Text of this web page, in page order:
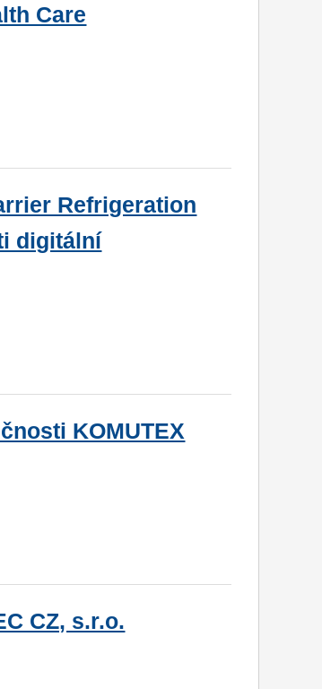
Care
Refrigeration
digitální
KOMUTEX
CZ, s.r.o.